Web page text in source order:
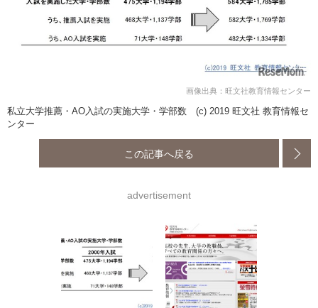
画像出典：旺文社教育情報センター
私立大学推薦・AO入試の実施大学・学部数 (c) 2019 旺文社 教育情報セ
ンター
この記事へ戻る
advertisement